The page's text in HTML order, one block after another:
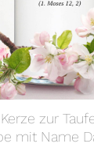
zur
mit Name